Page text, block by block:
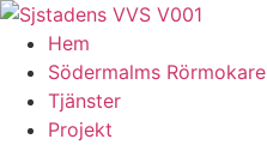
Skip
content
Hem
Södermalms Rörmokare
Tjänster
Projekt